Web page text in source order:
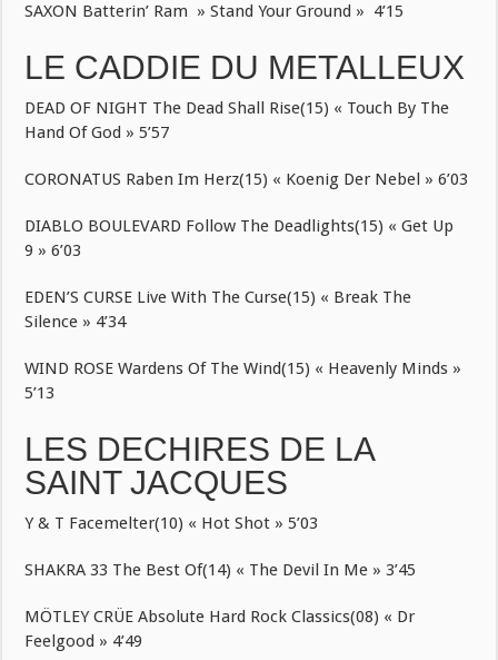
SAXON Batterin’ Ram » Stand Your Ground » 4’15
LE CADDIE DU METALLEUX
DEAD OF NIGHT The Dead Shall Rise(15) « Touch By The
Hand Of God » 5’57
CORONATUS Raben Im Herz(15) « Koenig Der Nebel » 6’03
DIABLO BOULEVARD Follow The Deadlights(15) « Get Up
9 » 6’03
EDEN’S CURSE Live With The Curse(15) « Break The
Silence » 4’34
WIND ROSE Wardens Of The Wind(15) « Heavenly Minds »
5’13
LES DECHIRES DE LA
SAINT JACQUES
Y & T Facemelter(10) « Hot Shot » 5’03
SHAKRA 33 The Best Of(14) « The Devil In Me » 3’45
MÖTLEY CRÜE Absolute Hard Rock Classics(08) « Dr
Feelgood » 4’49